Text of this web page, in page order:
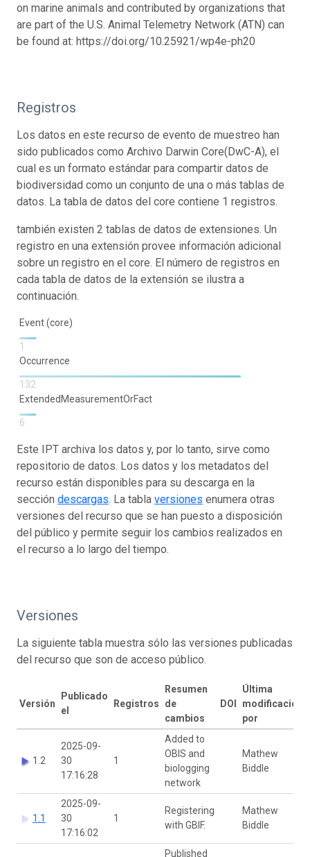
on marine animals and contributed by organizations that
are part of the U.S. Animal Telemetry Network (ATN) can
be found at: https://doi.org/10.25921/wp4e-ph20
Registros
Los datos en este recurso de evento de muestreo han
sido publicados como Archivo Darwin Core(DwC-A), el
cual es un formato estándar para compartir datos de
biodiversidad como un conjunto de una o más tablas de
datos. La tabla de datos del core contiene 1 registros.
también existen 2 tablas de datos de extensiones. Un
registro en una extensión provee información adicional
sobre un registro en el core. El número de registros en
cada tabla de datos de la extensión se ilustra a
continuación.
Event (core)
1
Occurrence
132
ExtendedMeasurementOrFact
6
Este IPT archiva los datos y, por lo tanto, sirve como
repositorio de datos. Los datos y los metadatos del
recurso están disponibles para su descarga en la
sección descargas. La tabla versiones enumera otras
versiones del recurso que se han puesto a disposición
del público y permite seguir los cambios realizados en
el recurso a lo largo del tiempo.
Versiones
La siguiente tabla muestra sólo las versiones publicadas
del recurso que son de acceso público.
Versión
Publicado
el
Registros
Resumen
de
cambios
DOI
Última
modificación
por
1.2
2025-09-
30
17:16:28
1
Added to
OBIS and
biologging
network
Mathew
Biddle
1.1
2025-09-
30
17:16:02
1
Registering
with GBIF.
Mathew
Biddle
Published